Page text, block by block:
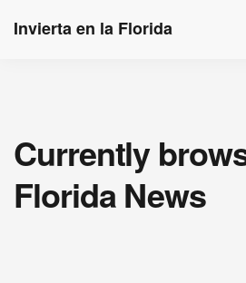
Invierta en la Florida
Currently
Florida News